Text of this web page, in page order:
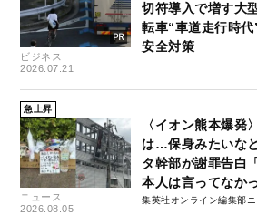
ビジネス
2026.07.21
切符導入で増す大
転車“車道走行時
安全対策
急上昇
ニュース
2026.08.05
〈イオン熊本爆発
は…保身みたいな
タ幹部が謝罪告白
本人は言ってなか
集英社オンライン編集部